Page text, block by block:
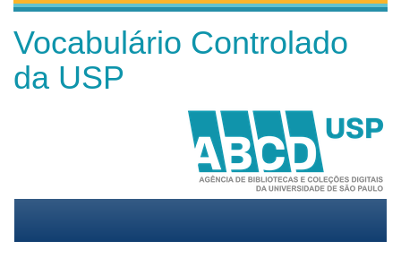
Vocabulário Controlado
da USP